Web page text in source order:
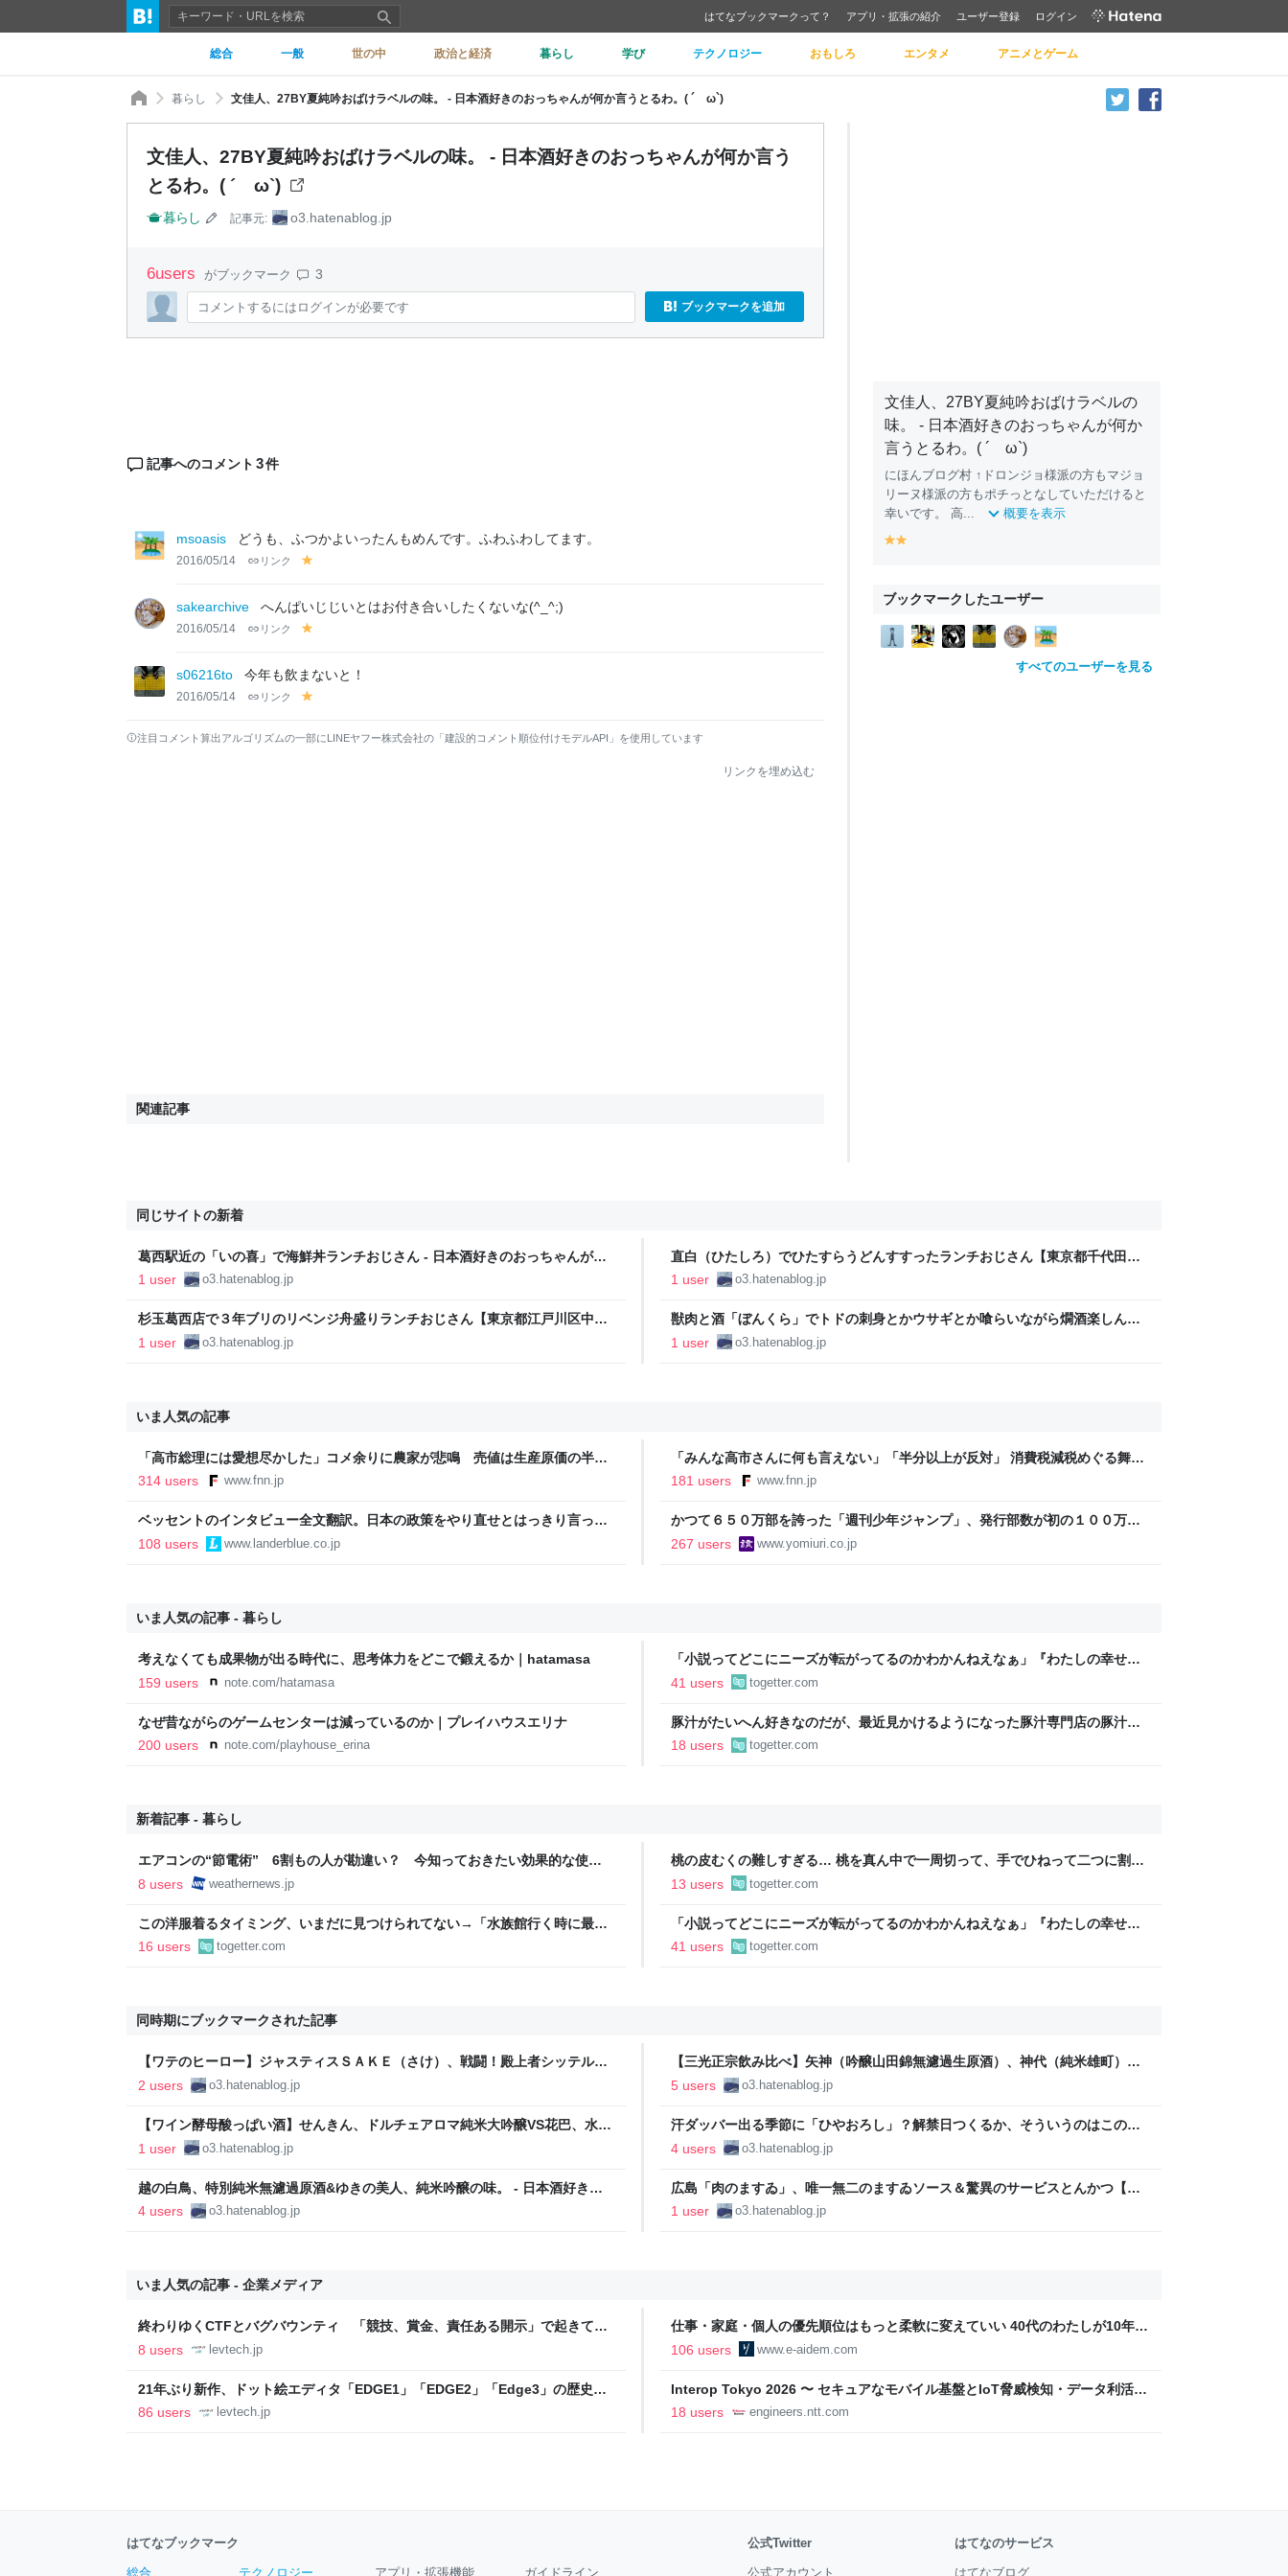
はてなブックマークって？ アプリ・拡張の紹介 ユーザー登録 ログイン
総合 一般 世の中 政治と経済 暮らし 学び テクノロジー おもしろ エンタメ アニメとゲーム
暮らし 文佳人、27BY夏純吟おばけラベルの味。 - 日本酒好きのおっちゃんが何か言うとるわ。( ´ ω`)
文佳人、27BY夏純吟おばけラベルの味。 - 日本酒好きのおっちゃんが何か言う
とるわ。( ´ ω`)
暮らし 記事元: o3.hatenablog.jp
6users がブックマーク 3
コメントするにはログインが必要です ブックマークを追加
記事へのコメント 3件
msoasis どうも、ふつかよいったんもめんです。ふわふわしてます。
2016/05/14 リンク
lo
w
sakearchive へんぱいじじいとはお付き合いしたくないな(^_^;)
2016/05/14 リンク
lo
w
s06216to 今年も飲まないと！
2016/05/14 リンク
lo
注目コメント算出アルゴリズムの一部にLINEヤフー株式会社の「建設的コメント順位付けモデルAPI」を使用しています
リンクを埋め込む
関連記事
文佳人、27BY夏純吟おばけラベルの
味。 - 日本酒好きのおっちゃんが何か
言うとるわ。( ´ ω`)
にほんブログ村 ↑ドロンジョ様派の方もマジョ
リーヌ様派の方もポチっとなしていただけると
幸いです。 高...
概要を表示
y
oo
ブックマークしたユーザー
すべてのユーザーを見る
同じサイトの新着
葛西駅近の「いの喜」で海鮮丼ランチおじさん - 日本酒好きのおっちゃんが何
か言うとるわ。( ´ ω`)
1 user o3.hatenablog.jp
直白（ひたしろ）でひたすらうどんすすったランチおじさん【東京都千代田区
神田猿楽町】 - 日本酒好きのおっちゃんが何か言うとるわ。( ´ ω`)
1 user o3.hatenablog.jp
杉玉葛西店で３年ブリのリベンジ舟盛りランチおじさん【東京都江戸川区中葛
西】 - 日本酒好きのおっちゃんが何か言うとるわ。( ´ ω`)
1 user o3.hatenablog.jp
獣肉と酒「ぼんくら」でトドの刺身とかウサギとか喰らいながら燗酒楽しんだ
おじさん【東京都中央区日本橋人形町】 - 日本酒好きのおっちゃんが何か言う
1 user o3.hatenablog.jp
いま人気の記事
「高市総理には愛想尽かした」コメ余りに農家が悲鳴 売値は生産原価の半分
以下に…肥料代や燃料代は高騰「今年でやめる」農家も｜FNNプライムオンラ
314 users www.fnn.jp
「みんな高市さんに何も言えない」「半分以上が反対」 消費税減税めぐる舞台
裏 自民党内でくすぶる慎重論と本音【スポットライト】｜FNNプライムオン
181 users www.fnn.jp
ベッセントのインタビュー全文翻訳。日本の政策をやり直せとはっきり言って
いる
108 users www.landerblue.co.jp
かつて６５０万部を誇った「週刊少年ジャンプ」、発行部数が初の１００万部
割れ…国内の紙雑誌で「１００万部超」ゼロに
267 users www.yomiuri.co.jp
いま人気の記事 - 暮らし
考えなくても成果物が出る時代に、思考体力をどこで鍛えるか｜hatamasa
159 users
note.com/hatamasa
「小説ってどこにニーズが転がってるのかわかんねえなぁ」『わたしの幸せな
結婚』のド直球ざまあ系シンデレラストーリーが若者にヒットしているという
41 users togetter.com
なぜ昔ながらのゲームセンターは減っているのか｜プレイハウスエリナ
200 users
note.com/playhouse_erina
豚汁がたいへん好きなのだが、最近見かけるようになった豚汁専門店の豚汁に
不満を感じることがある「この工程はマストだ」「自分の理想はこれだ！」
18 users togetter.com
新着記事 - 暮らし
エアコンの“節電術” 6割もの人が勘違い？ 今知っておきたい効果的な使用
法 - ウェザーニュース
8 users weathernews.jp
桃の皮むくの難しすぎる… 桃を真ん中で一周切って、手でひねって二つに割れ
ばいけるとのことでやってみたら、「あっ、これダメだ」となった→数々のア
13 users togetter.com
この洋服着るタイミング、いまだに見つけられてない→「水族館行く時に最
適」「これで…授業参観に出ました」
16 users togetter.com
「小説ってどこにニーズが転がってるのかわかんねえなぁ」『わたしの幸せな
結婚』のド直球ざまあ系シンデレラストーリーが若者にヒットしているという
41 users togetter.com
同時期にブックマークされた記事
【ワテのヒーロー】ジャスティスＳＡＫＥ（さけ）、戦闘！殿上者シッテルガ
ナ【マカナイヤ】 - 日本酒好きのおっちゃんが何か言うとるわ。( ´ ω`)
2 users o3.hatenablog.jp
【三光正宗飲み比べ】矢神（吟醸山田錦無濾過生原酒）、神代（純米雄町）、
神代（昔造純米山廃雄町八割磨き）、にごり生酒（アル＆糖＆酸味料添加）の
味。 - 日本酒好きのおっちゃんが何か言うとるわ。( ´ ω`)
5 users o3.hatenablog.jp
【ワイン酵母酸っぱい酒】せんきん、ドルチェアロマ純米大吟醸VS花巴、水も
と純米無濾過生原酒の味。【乳酸菌酸っぱい酒】 - 日本酒好きのおっちゃんが
1 user o3.hatenablog.jp
汗ダッバー出る季節に「ひやおろし」？解禁日つくるか、そういうのはこの際
区別して「はやおろし」とかでええんやないの？味はまた別問題やけど。 - 日
4 users o3.hatenablog.jp
越の白鳥、特別純米無濾過原酒&ゆきの美人、純米吟醸の味。 - 日本酒好きの
おっちゃんが何か言うとるわ。( ´ ω`)
4 users o3.hatenablog.jp
広島「肉のますゐ」、唯一無二のますゐソース＆驚異のサービスとんかつ【観
光客向け】 - 日本酒好きのおっちゃんが何か言うとるわ。( ´ ω`)
1 user o3.hatenablog.jp
いま人気の記事 - 企業メディア
終わりゆくCTFとバグバウンティ 「競技、賞金、責任ある開示」で起きてい
ること【フォーカス】 - レバテックLAB
8 users levtech.jp
仕事・家庭・個人の優先順位はもっと柔軟に変えていい 40代のわたしが10年後
の自分に伝えたいこと - りっすん by イーアイデム
106 users www.e-aidem.com
21年ぶり新作、ドット絵エディタ「EDGE1」「EDGE2」「Edge3」の歴史に
ついて作者に聞く【フォーカス】 - レバテックLAB
86 users levtech.jp
Interop Tokyo 2026 〜 セキュアなモバイル基盤とIoT脅威検知・データ利活用
への取り組み 〜 - NTT docomo Business Engineers' Blog
18 users engineers.ntt.com
はてなブックマーク
総合 テクノロジー アプリ・拡張機能 ガイドライン
公式Twitter
公式アカウント
はてなのサービス
はてなブログ